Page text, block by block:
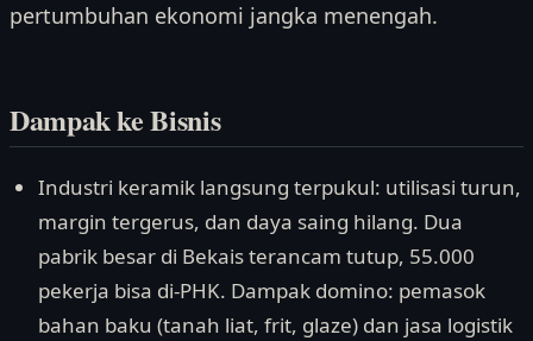
pertumbuhan ekonomi jangka menengah.
Dampak ke Bisnis
Industri keramik langsung terpukul: utilisasi turun,
margin tergerus, dan daya saing hilang. Dua
pabrik besar di Bekais terancam tutup, 55.000
pekerja bisa di-PHK. Dampak domino: pemasok
bahan baku (tanah liat, frit, glaze) dan jasa logistik